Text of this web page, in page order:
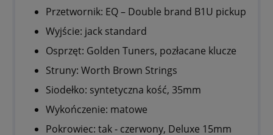
Przetwornik: EQ – Double brand B1U pickup
Wyjście: jack standard
Osprzęt: Golden Tuners, pozłacane klucze
Struny: Worth Brown Strings
Siodełko: syntetyczna kość, 35mm
Wykończenie: matowe
Pokrowiec: tak - czerwony, Deluxe 15mm